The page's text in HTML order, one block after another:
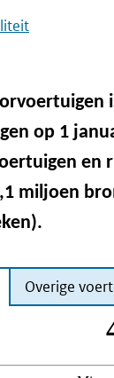
op 1
en
miljoen
Overige